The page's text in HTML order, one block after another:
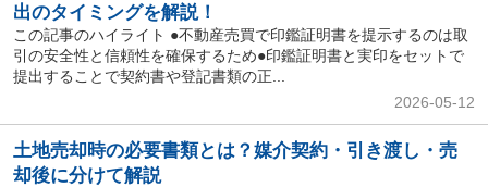
出のタイミングを解説！
この記事のハイライト ●不動産売買で印鑑証明書を提示するのは取
引の安全性と信頼性を確保するため●印鑑証明書と実印をセットで
提出することで契約書や登記書類の正...
2026-05-12
土地売却時の必要書類とは？媒介契約・引き渡し・売
却後に分けて解説